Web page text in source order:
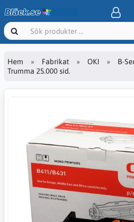
Hem Fabrikat OKI B-
Trumma 25.000 sid.